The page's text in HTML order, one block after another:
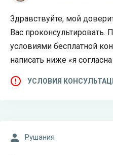
Здравствуйте, мой
Вас проконсультировать.
условиями бесплатной
написать ниже «я
УСЛОВИЯ
Рушания